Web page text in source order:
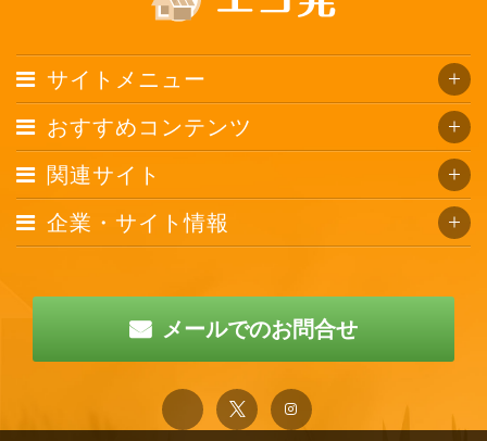
サイトメニュー
おすすめコンテンツ
関連サイト
企業・サイト情報
メールでのお問合せ